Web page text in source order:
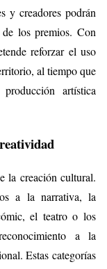
y creadores podrán
los premios. Con
reforzar el uso
al tiempo que
artística
la creación cultural.
a la narrativa, la
el teatro o los
a la
Estas categorías